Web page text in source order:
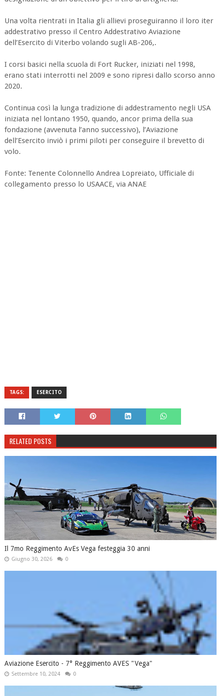
Una volta rientrati in Italia gli allievi proseguiranno il loro iter
addestrativo presso il Centro Addestrativo Aviazione
dell’Esercito di Viterbo volando sugli AB-206,.
I corsi basici nella scuola di Fort Rucker, iniziati nel 1998,
erano stati interrotti nel 2009 e sono ripresi dallo scorso anno
2020.
Continua così la lunga tradizione di addestramento negli USA
iniziata nel lontano 1950, quando, ancor prima della sua
fondazione (avvenuta l’anno successivo), l’Aviazione
dell’Esercito inviò i primi piloti per conseguire il brevetto di
volo.
Fonte: Tenente Colonnello Andrea Lopreiato, Ufficiale di
collegamento presso lo USAACE, via ANAE
TAGS: ESERCITO
RELATED POSTS
Il 7mo Reggimento AvEs Vega festeggia 30 anni
Giugno 30, 2026 0
Aviazione Esercito - 7° Reggimento AVES "Vega"
Settembre 10, 2024 0